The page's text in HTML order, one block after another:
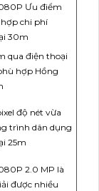
Ưu điểm
chi phí
30m
qua điện thoại
hợp Hồng
độ nét vừa
trình dân dụng
25m
2.0 MP là
được nhiều